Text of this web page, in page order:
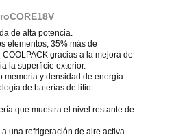
de alta potencia.
elementos, 35% más de
gracias a la mejora de
la superficie exterior.
memoria y densidad de energía
de baterías de litio.
que muestra el nivel restante de
una refrigeración de aire activa.